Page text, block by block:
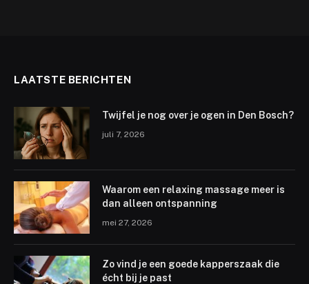
LAATSTE BERICHTEN
Twijfel je nog over je ogen in Den Bosch?
juli 7, 2026
Waarom een relaxing massage meer is
dan alleen ontspanning
mei 27, 2026
Zo vind je een goede kapperszaak die
écht bij je past